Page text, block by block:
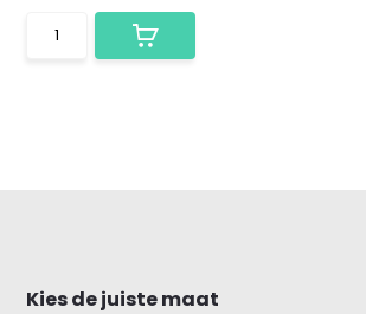
Kies de juiste maat